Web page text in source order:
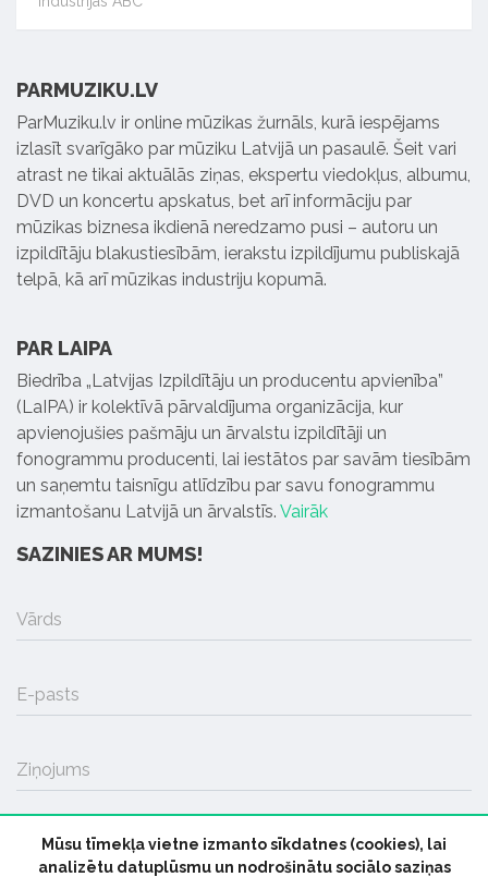
PARMUZIKU.LV
ParMuziku.lv ir online mūzikas žurnāls, kurā iespējams
izlasīt svarīgāko par mūziku Latvijā un pasaulē. Šeit vari
atrast ne tikai aktuālās ziņas, ekspertu viedokļus, albumu,
DVD un koncertu apskatus, bet arī informāciju par
mūzikas biznesa ikdienā neredzamo pusi – autoru un
izpildītāju blakustiesībām, ierakstu izpildījumu publiskajā
telpā, kā arī mūzikas industriju kopumā.
PAR LAIPA
Biedrība „Latvijas Izpildītāju un producentu apvienība”
(LaIPA) ir kolektīvā pārvaldījuma organizācija, kur
apvienojušies pašmāju un ārvalstu izpildītāji un
fonogrammu producenti, lai iestātos par savām tiesībām
un saņemtu taisnīgu atlīdzību par savu fonogrammu
izmantošanu Latvijā un ārvalstīs. Vairāk
SAZINIES AR MUMS!
Vārds
E-pasts
Ziņojums
SŪTĪT
Mūsu tīmekļa vietne izmanto sīkdatnes (cookies), lai
analizētu datuplūsmu un nodrošinātu sociālo saziņas